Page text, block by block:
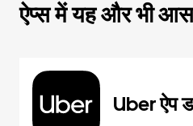
ऐप्स में यह और भी
Uber ऐप